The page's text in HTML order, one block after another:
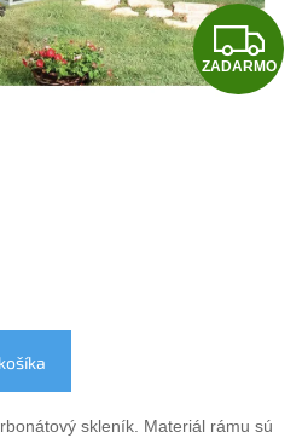
Z
A
ZADARMO
skleník. Materiál rámu sú